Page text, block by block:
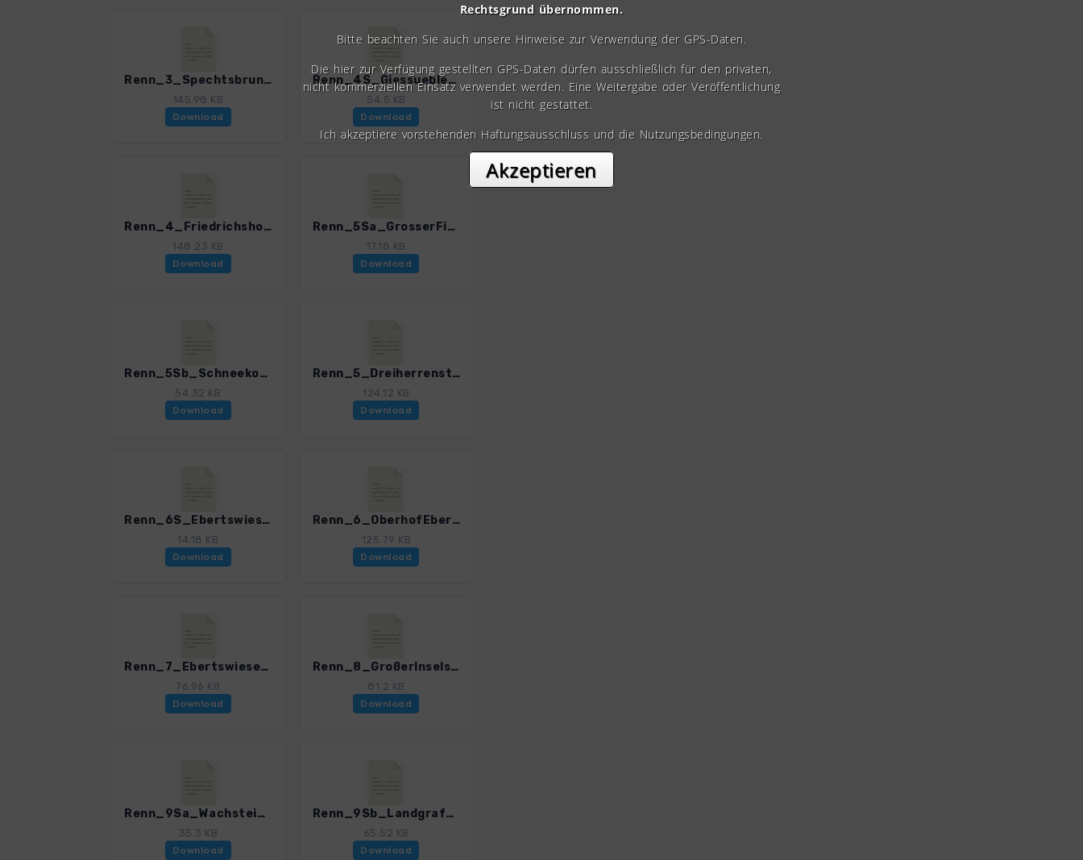
Renn_3_SpechtsbrunnFriedrichshoehe_4599_1.gpx
145.98 KB
Download
Renn_4S_GiessueblerSchweiz_4599_1.gpx
54.5 KB
Download
Renn_4_FriedrichshoeheDreiherrenstein_4599_1.gpx
148.23 KB
Download
Renn_5Sa_GrosserFinsterberg_4599_1.gpx
17.18 KB
Download
Renn_5Sb_Schneekopf_4599_1.gpx
54.32 KB
Download
Renn_5_DreiherrensteinOberhof_4599_1.gpx
124.12 KB
Download
Renn_6S_EbertswieseBergsee_4599_1.gpx
14.18 KB
Download
Renn_6_OberhofEbertswiese_4599_1.gpx
125.79 KB
Download
Renn_7_EbertswieseGroßerInselsberg_4599_1.gpx
76.96 KB
Download
Renn_8_GroßerInselsbergAscherbrueck_4599_1.gpx
81.2 KB
Download
Renn_9Sa_WachsteinCarlAlexanderTurm_4599_1.gpx
35.3 KB
Download
Renn_9Sb_LandgrafenDrachenschlucht_4599_1.gpx
65.52 KB
Download
Rechtsgrund übernommen.
Bitte beachten Sie auch unsere Hinweise zur Verwendung der GPS-Daten.
Die hier zur Verfügung gestellten GPS-Daten dürfen ausschließlich für den privaten,
nicht kommerziellen Einsatz verwendet werden. Eine Weitergabe oder Veröffentlichung
ist nicht gestattet.
Ich akzeptiere vorstehenden Haftungsausschluss und die Nutzungsbedingungen.
Akzeptieren